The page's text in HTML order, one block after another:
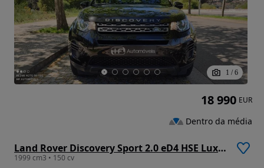
1 / 6
Land Rover Discovery Sport 2.0 eD4 HSE Luxury
1999 cm3 • 150 cv
18 990 EUR
Dentro da média